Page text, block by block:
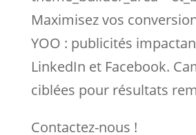
Maximisez vos
YOO : publicités
LinkedIn et Facebook.
ciblées pour résultats
Contactez-nous !